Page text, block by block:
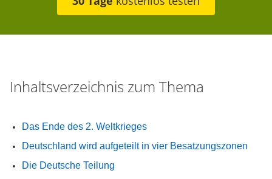
Inhaltsverzeichnis zum Thema
Das Ende des 2. Weltkrieges
Deutschland wird aufgeteilt in vier Besatzungszonen
Die Deutsche Teilung